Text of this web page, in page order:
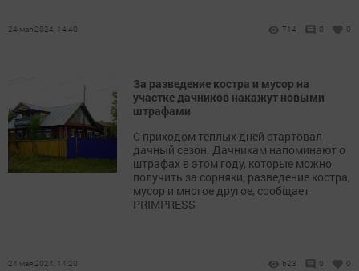
24 мая 2024, 14:40 714 0 0
За разведение костра и мусор на
участке дачников накажут новыми
штрафами
С приходом теплых дней стартовал
дачный сезон. Дачникам напоминают о
штрафах в этом году, которые можно
получить за сорняки, разведение костра,
мусор и многое другое, сообщает
PRIMPRESS
24 мая 2024, 14:20 623 0 0